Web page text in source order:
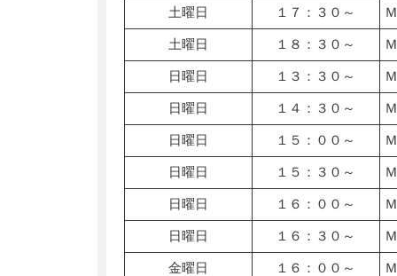
土曜日
１７：３０～
土曜日 １８：３０～
日曜日 １３：３０～
日曜日 １４：３０～
日曜日 １５：００～
日曜日 １５：３０～
日曜日 １６：００～
日曜日 １６：３０～
金曜日 １６：００～